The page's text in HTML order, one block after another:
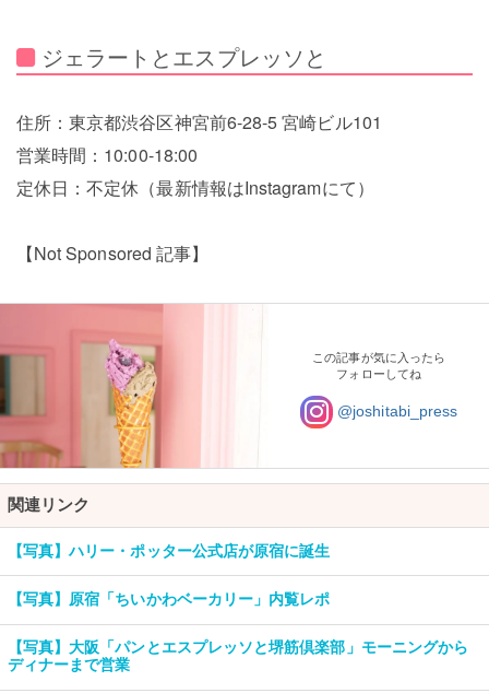
ジェラートとエスプレッソと
住所：東京都渋谷区神宮前6-28-5 宮崎ビル101
営業時間：10:00-18:00
定休日：不定休（最新情報はInstagramにて）
【Not Sponsored 記事】
この記事が気に入ったら
フォローしてね
@joshitabi_press
関連リンク
【写真】ハリー・ポッター公式店が原宿に誕生
【写真】原宿「ちいかわベーカリー」内覧レポ
【写真】大阪「パンとエスプレッソと堺筋倶楽部」モーニングから
ディナーまで営業